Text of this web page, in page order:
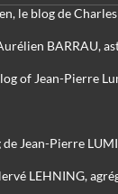
le blog de
BARRAU,
of Jean-Pierre
de Jean-Pierre
LEHNING,